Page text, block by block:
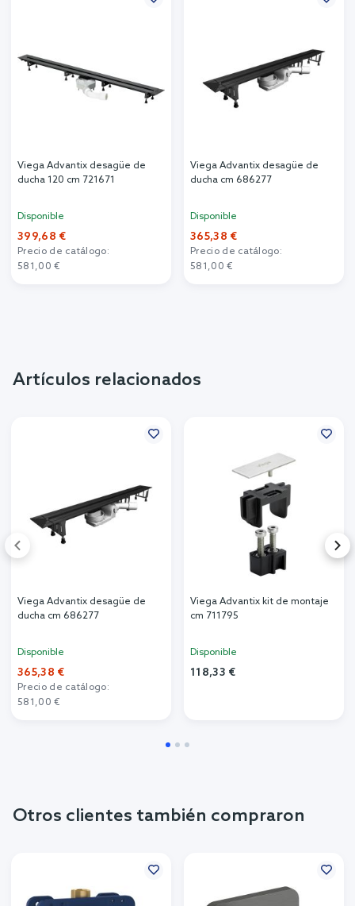
Viega Advantix desagüe de
ducha 120 cm 721671
Disponible
399,68 €
Precio de catálogo:
581,00 €
Viega Advantix desagüe de
ducha cm 686277
Disponible
365,38 €
Precio de catálogo:
581,00 €
Artículos relacionados
Viega Advantix desagüe de
ducha cm 686277
Disponible
365,38 €
Precio de catálogo:
581,00 €
Viega Advantix kit de montaje
cm 711795
Disponible
118,33 €
Otros clientes también compraron